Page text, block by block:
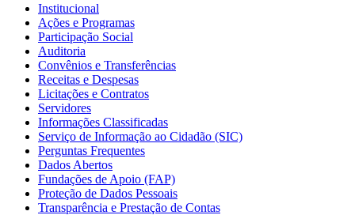
Institucional
Ações e Programas
Participação Social
Auditoria
Convênios e Transferências
Receitas e Despesas
Licitações e Contratos
Servidores
Informações Classificadas
Serviço de Informação ao Cidadão (SIC)
Perguntas Frequentes
Dados Abertos
Fundações de Apoio (FAP)
Proteção de Dados Pessoais
Transparência e Prestação de Contas